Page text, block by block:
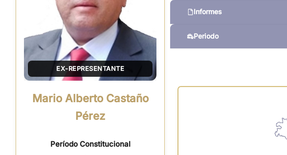
EX-REPRESENTANTE
Mario Alberto Castaño
Pérez
Período Constitucional
Informes
Periodo